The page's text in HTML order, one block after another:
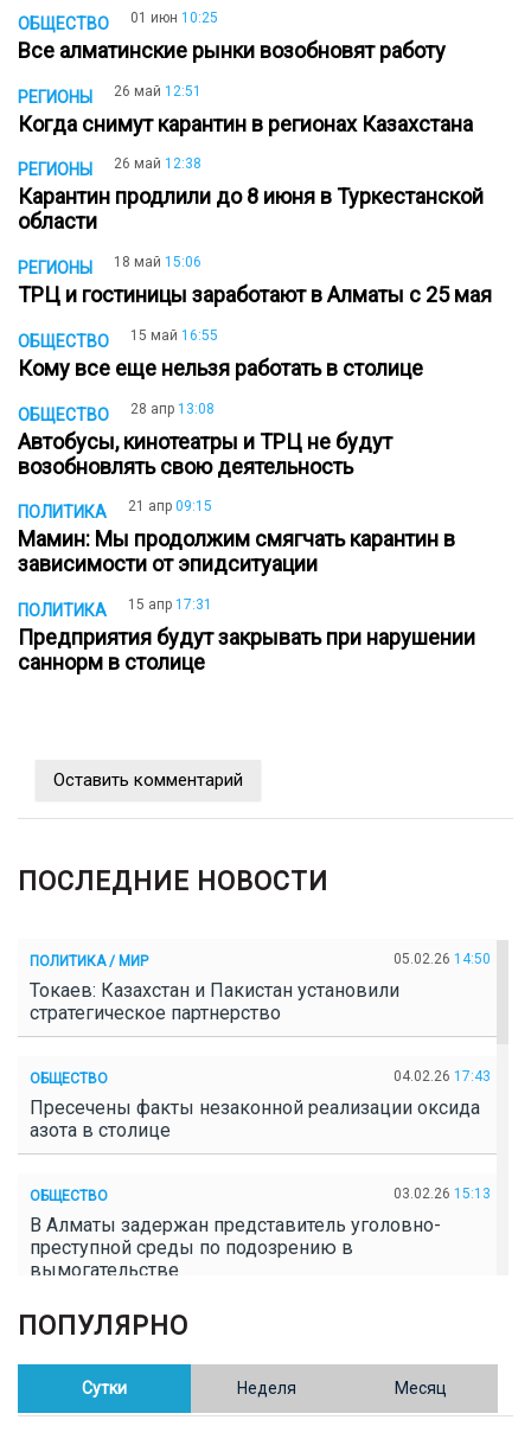
ОБЩЕСТВО 01 июн 10:25
Все алматинские рынки возобновят работу
РЕГИОНЫ 26 май 12:51
Когда снимут карантин в регионах Казахстана
РЕГИОНЫ 26 май 12:38
Карантин продлили до 8 июня в Туркестанской
области
РЕГИОНЫ 18 май 15:06
ТРЦ и гостиницы заработают в Алматы с 25 мая
ОБЩЕСТВО 15 май 16:55
Кому все еще нельзя работать в столице
ОБЩЕСТВО 28 апр 13:08
Автобусы, кинотеатры и ТРЦ не будут
возобновлять свою деятельность
ПОЛИТИКА 21 апр 09:15
Мамин: Мы продолжим смягчать карантин в
зависимости от эпидситуации
ПОЛИТИКА 15 апр 17:31
Предприятия будут закрывать при нарушении
саннорм в столице
Оставить комментарий
ПОСЛЕДНИЕ НОВОСТИ
ПОЛИТИКА / МИР 05.02.26 14:50
Токаев: Казахстан и Пакистан установили
стратегическое партнерство
ОБЩЕСТВО 04.02.26 17:43
Пресечены факты незаконной реализации оксида
азота в столице
ОБЩЕСТВО 03.02.26 15:13
В Алматы задержан представитель уголовно-
преступной среды по подозрению в
вымогательстве
ОБЩЕСТВО
Полицейские пресекли незаконное выращивание
конопли в Таразе
ПОПУЛЯРНО
Сутки Неделя Месяц